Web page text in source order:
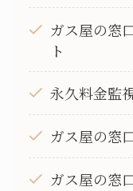
ガス屋の窓
ト
永久料金監
ガス屋の窓
ガス屋の窓